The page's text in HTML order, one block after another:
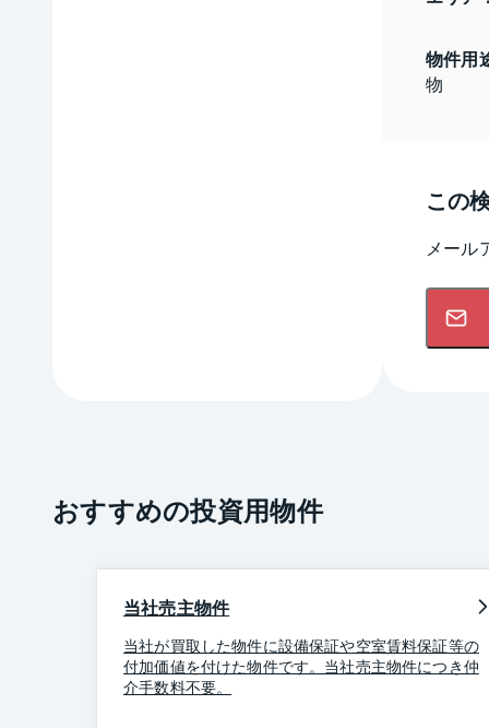
物件用
物
この
メール
おすすめの投資用物件
当社売主物件
当社が買取した物件に設備保証や空室賃料保証等の
付加価値を付けた物件です。当社売主物件につき仲
介手数料不要。